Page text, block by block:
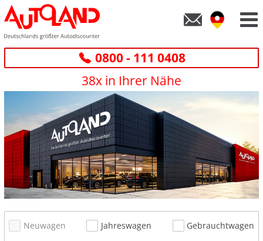
0800 - 111 0408
38x in Ihrer Nähe
Neuwagen Jahreswagen
Gebrauchtwagen